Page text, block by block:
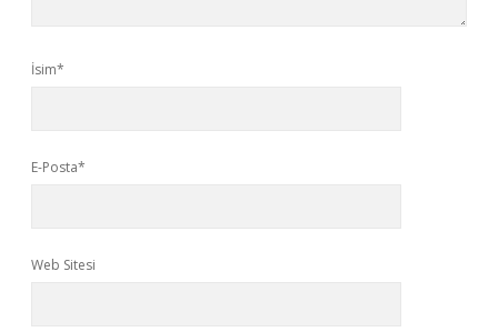
İsim*
E-Posta*
Web Sitesi